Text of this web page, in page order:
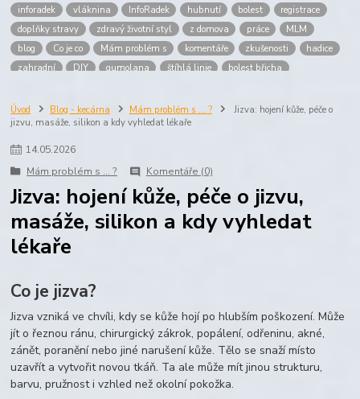
inforadek vláknina InfoRadek hubnutí bolest
registrace
doplňky stravy
zdravý životní styl z domova práce
MLM
blog
Co je co Mám problém s komentáře zkušenosti
hadice
zahradní
DIY gumolana štíhlá linie
bolest břicha
Prokloub
Vláknina spolupráce body peníze
brigáda
nákup
prodej budování sítě multi
maltodextrin
Úvod Blog - kecárna Mám problém s ... ?
Jizva: hojení kůže, péče o
jizvu, masáže, silikon a kdy vyhledat lékaře
14.05.2026
Mám problém s ... ?
Komentáře (0)
Jizva: hojení kůže, péče o jizvu,
masáže, silikon a kdy vyhledat
lékaře
Co je jizva?
Jizva vzniká ve chvíli, kdy se kůže hojí po hlubším poškození. Může
jít o řeznou ránu, chirurgický zákrok, popálení, odřeninu, akné,
zánět, poranění nebo jiné narušení kůže. Tělo se snaží místo
uzavřít a vytvořit novou tkáň. Ta ale může mít jinou strukturu,
barvu, pružnost i vzhled než okolní pokožka.